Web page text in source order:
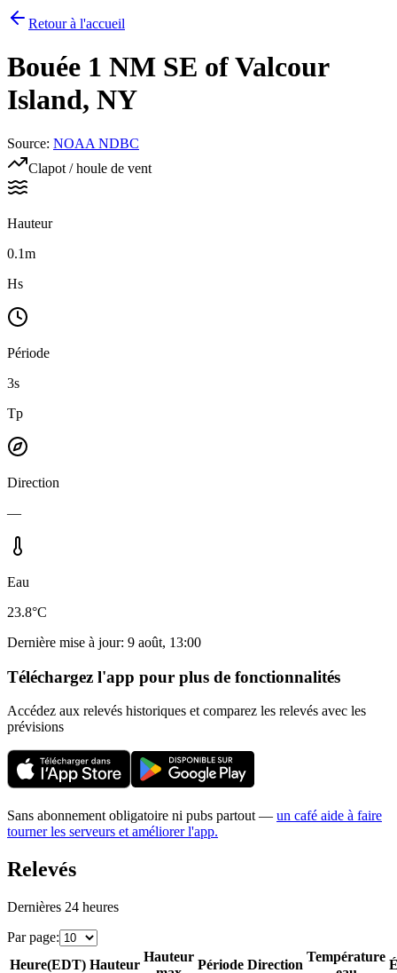
Retour à l'accueil
Bouée 1 NM SE of Valcour
Island, NY
Source: NOAA NDBC
Clapot / houle de vent
Hauteur
0.1m
Hs
Période
3s
Tp
Direction
—
Eau
23.8°C
Dernière mise à jour: 9 août, 13:00
Téléchargez l'app pour plus de fonctionnalités
Accédez aux relevés historiques et comparez les relevés avec les
prévisions
Sans abonnement obligatoire ni pubs partout — un café aide à faire
tourner les serveurs et améliorer l'app.
Relevés
Dernières 24 heures
Par page:
Heure(EDT) Hauteur
Hauteur
Période Direction
Température